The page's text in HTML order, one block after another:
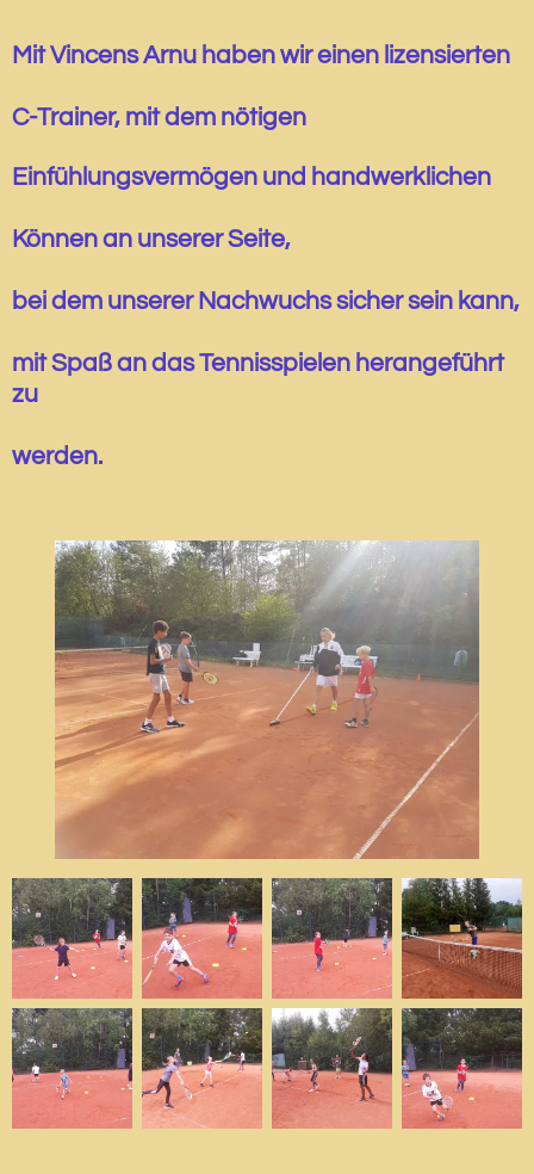
Mit Vincens Arnu haben wir einen lizensierten
C-Trainer, mit dem nötigen
Einfühlungsvermögen und handwerklichen
Können an unserer Seite,
bei dem unserer Nachwuchs sicher sein kann,
mit Spaß an dasTennisspielen herangeführt
zu
werden.